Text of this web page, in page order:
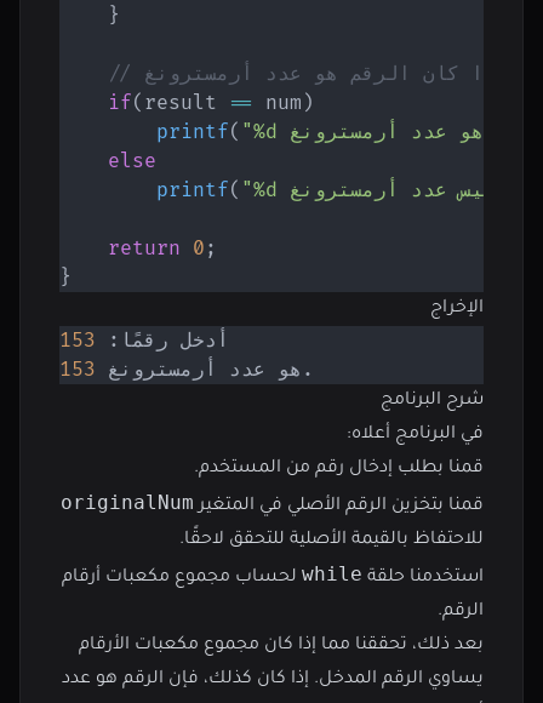
}
إذا كان الرقم هو عدد أرمسترونغ
if( result == num )
printf(
else
printf(
return 0 ;
}
الإخراج
أدخل رقمًا: 153
153
هو عدد أرمسترونغ.
شرح البرنامج
في البرنامج أعلاه:
قمنا بطلب إدخال رقم من المستخدم.
قمنا بتخزين الرقم الأصلي في المتغير originalNum
للاحتفاظ بالقيمة الأصلية للتحقق لاحقًا.
استخدمنا حلقة while لحساب مجموع مكعبات أرقام
الرقم.
بعد ذلك، تحققنا مما إذا كان مجموع مكعبات الأرقام
يساوي الرقم المدخل. إذا كان كذلك، فإن الرقم هو عدد